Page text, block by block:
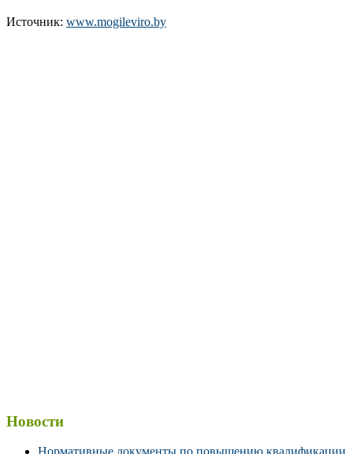
Источник: www.mogileviro.by
Новости